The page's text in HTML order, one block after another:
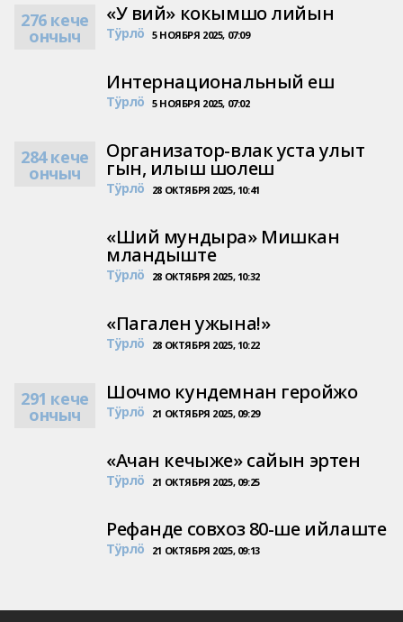
276 кече
ончыч
«У вий» кокымшо лийын
Тӱрлӧ 5 НОЯБРЯ 2025, 07:09
Интернациональный еш
Тӱрлӧ 5 НОЯБРЯ 2025, 07:02
284 кече
ончыч
Организатор-влак уста улыт
гын, илыш шолеш
Тӱрлӧ 28 ОКТЯБРЯ 2025, 10:41
«Ший мундыра» Мишкан
мландыште
Тӱрлӧ 28 ОКТЯБРЯ 2025, 10:32
«Пагален ужына!»
Тӱрлӧ 28 ОКТЯБРЯ 2025, 10:22
291 кече
ончыч
Шочмо кундемнан геройжо
Тӱрлӧ 21 ОКТЯБРЯ 2025, 09:29
«Ачан кечыже» сайын эртен
Тӱрлӧ 21 ОКТЯБРЯ 2025, 09:25
Рефанде совхоз 80-ше ийлаште
Тӱрлӧ 21 ОКТЯБРЯ 2025, 09:13